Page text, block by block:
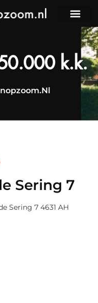
k.k.
Sering 7
Sering 7 4631 AH